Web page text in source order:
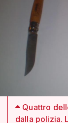
Quattro
dalla polizia.